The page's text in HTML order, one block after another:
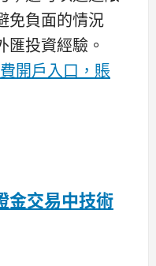
免負面的情況
匯投資經驗。
開戶入口，賬
金交易中技術